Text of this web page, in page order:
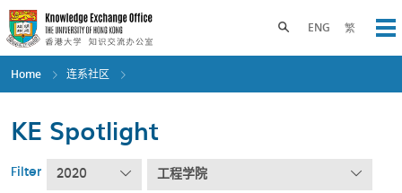
Skip
to
main
content
ENG 繁
Toggle search panel
Home 连系社区
KE Spotlight
Filter 2020 工程学院